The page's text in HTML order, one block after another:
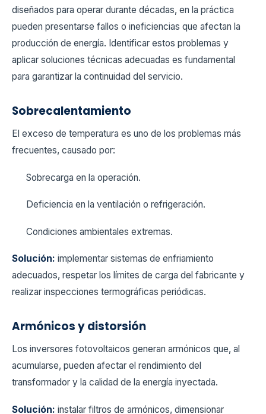
diseñados para operar durante décadas, en la práctica
pueden presentarse fallos o ineficiencias que afectan la
producción de energía. Identificar estos problemas y
aplicar soluciones técnicas adecuadas es fundamental
para garantizar la continuidad del servicio.
Sobrecalentamiento
El exceso de temperatura es uno de los problemas más
frecuentes, causado por:
Sobrecarga en la operación.
Deficiencia en la ventilación o refrigeración.
Condiciones ambientales extremas.
Solución: implementar sistemas de enfriamiento
adecuados, respetar los límites de carga del fabricante y
realizar inspecciones termográficas periódicas.
Armónicos y distorsión
Los inversores fotovoltaicos generan armónicos que, al
acumularse, pueden afectar el rendimiento del
transformador y la calidad de la energía inyectada.
Solución: instalar filtros de armónicos, dimensionar